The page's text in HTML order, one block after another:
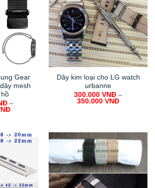
Gear
mesh
–
Dây kim loại cho LG watch
urbanne
300.000 VNĐ –
350.000 VNĐ